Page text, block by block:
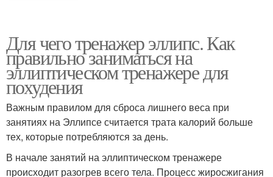
Для чего тренажер эллипс. Как
правильно заниматься на
эллиптическом тренажере для
похудения
Важным правилом для сброса лишнего веса при
занятиях на Эллипсе считается трата калорий больше
тех, которые потребляются за день.
В начале занятий на эллиптическом тренажере
происходит разогрев всего тела. Процесс жиросжигания